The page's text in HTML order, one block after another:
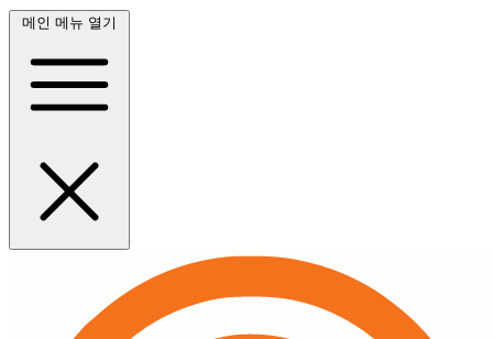
메인 메뉴 열기